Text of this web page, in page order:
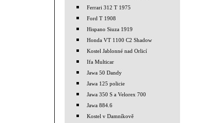
Ferrari 312 T 1975
Ford T 1908
Hispano Siuza 1919
Honda VT 1100 C2 Shadow
Kostel Jablonné nad Orlicí
Ifa Multicar
Jawa 50 Dandy
Jawa 125 policie
Jawa 350 S a Velorex 700
Jawa 884.6
Kostel v Damníkově